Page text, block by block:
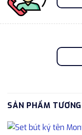
SẢN PHẨM